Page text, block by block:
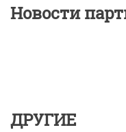
Новости
ДРУГИЕ